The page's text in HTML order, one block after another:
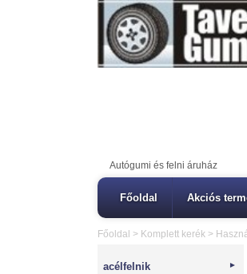
Autógumi és felni áruház
Főoldal Akciós
Főoldal > Komplett kerék >
acélfelnik ►